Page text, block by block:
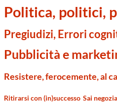
Politica, politici,
Pregiudizi, Errori
Pubblicità e
Resistere, ferocemente, al
Ritirarsi con (in)successo Sai